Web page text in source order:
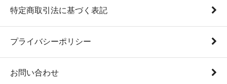
特定商取引法に基づく表記
プライバシーポリシー
お問い合わせ